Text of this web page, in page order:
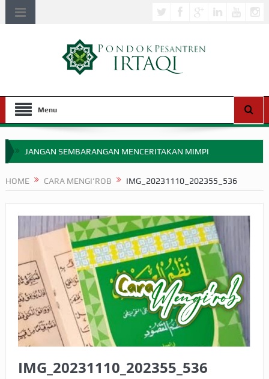
Menu
JANGAN SEMBARANGAN MENCERITAKAN MIMPI
APA HUKUM MEMPERCEPAT PEMBAYARAN ZAKAT
SEBELUM TIBA SAAT WAJIB?
HAKIKAT NIKMAT DI DUNIA!
BAGAIMANA CARA MEMBAYAR ZAKAT UANG?
UANG HARAM BISA MENJADI HALAL JIKA SEBAB
KEPEMILIKANNYA BERUBAH
HOME CARA MENGI’ROB IMG_20231110_202355_536
IMG_20231110_202355_536